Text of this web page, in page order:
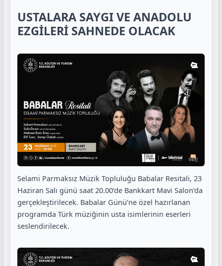
USTALARA SAYGI VE ANADOLU
EZGİLERİ SAHNEDE OLACAK
Selami Parmaksız Müzik Topluluğu Babalar Resitali, 23
Haziran Salı günü saat 20.00’de Bankkart Mavi Salon’da
gerçekleştirilecek. Babalar Günü’ne özel hazırlanan
programda Türk müziğinin usta isimlerinin eserleri
seslendirilecek.